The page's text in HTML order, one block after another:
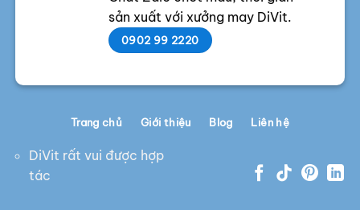
sản xuất với xưởng may DiVit.
0902 99 2220
DiVit rất vui được hợp
tác
Trang chủ Giới thiệu Blog Liên hệ